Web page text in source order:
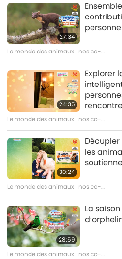
27:34
Le monde des animaux : nos co-
24:35
Explorer
Ching
Le monde des animaux : nos co-
30:24
les
Le monde des animaux : nos co-
28:59
La
Le monde des animaux : nos co-